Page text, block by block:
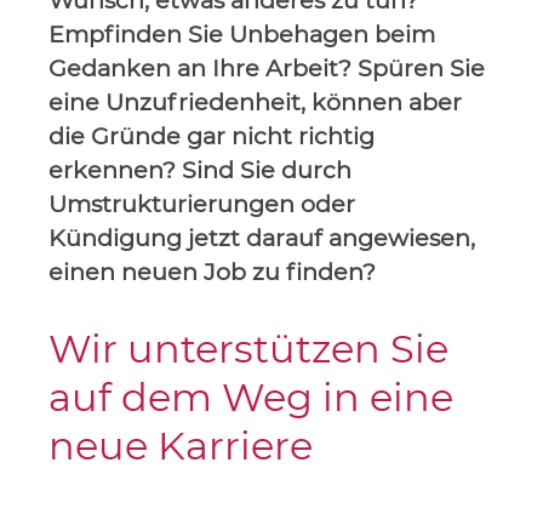
Empfinden Sie Unbehagen beim
Gedanken an Ihre Arbeit? Spüren Sie
eine Unzufriedenheit, können aber
die Gründe gar nicht richtig
erkennen? Sind Sie durch
Umstrukturierungen oder
Kündigung jetzt darauf angewiesen,
einen neuen Job zu finden?
Wir unterstützen Sie
auf dem Weg in eine
neue Karriere